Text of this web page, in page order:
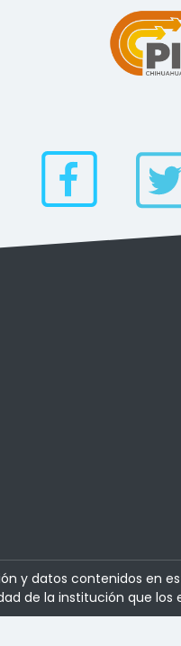
y datos contenidos en
de la institución que los